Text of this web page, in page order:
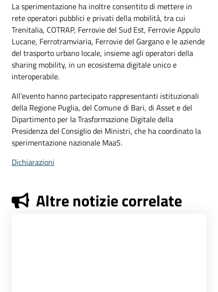
La sperimentazione ha inoltre consentito di mettere in
rete operatori pubblici e privati della mobilità, tra cui
Trenitalia, COTRAP, Ferrovie del Sud Est, Ferrovie Appulo
Lucane, Ferrotramviaria, Ferrovie del Gargano e le aziende
del trasporto urbano locale, insieme agli operatori della
sharing mobility, in un ecosistema digitale unico e
interoperabile.
All’evento hanno partecipato rappresentanti istituzionali
della Regione Puglia, del Comune di Bari, di Asset e del
Dipartimento per la Trasformazione Digitale della
Presidenza del Consiglio dei Ministri, che ha coordinato la
sperimentazione nazionale MaaS.
Dichiarazioni
Altre notizie correlate